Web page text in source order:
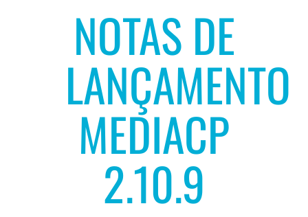
NOTAS DE
LANÇAMENTO
MEDIACP
2.10.9